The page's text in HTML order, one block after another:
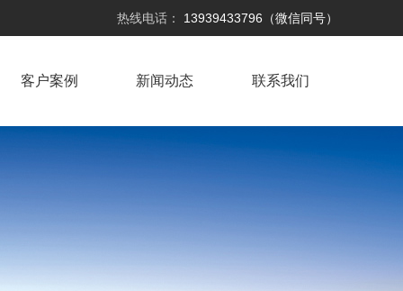
热线电话： 13939433796（微信同号）
客户案例 新闻动态 联系我们